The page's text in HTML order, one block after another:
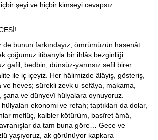
şeyi ve hiçbir kimseyi cevapsız
bunun farkındayız; ömrümüzün hasenât
çoğumuz itibarıyla bir ihlâs bezginliği
gafil, bedbin, dünsüz-yarınsız sefil birer
ile iç içeyiz. Her hâlimizde âlâyiş, gösteriş,
heves; sürekli zevk u sefâya, makama,
şana ve dünyevî hülyalara oynuyoruz.
hülyaları ekonomi ve refah; taptıkları da dolar,
meflûç, kalbler kötürüm, basîret âmâ,
da tam buna göre… Gece ve
yaşıyoruz, ak görünüyor kapkara